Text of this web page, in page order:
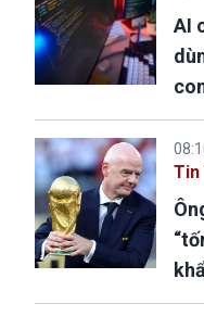
AI
Tin